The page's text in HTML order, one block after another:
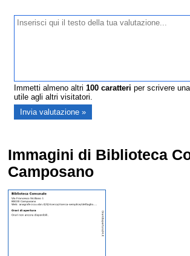
Immetti almeno altri100 caratteri per scrivere
utile agli altri visitatori.
Immagini di Biblioteca
Camposano